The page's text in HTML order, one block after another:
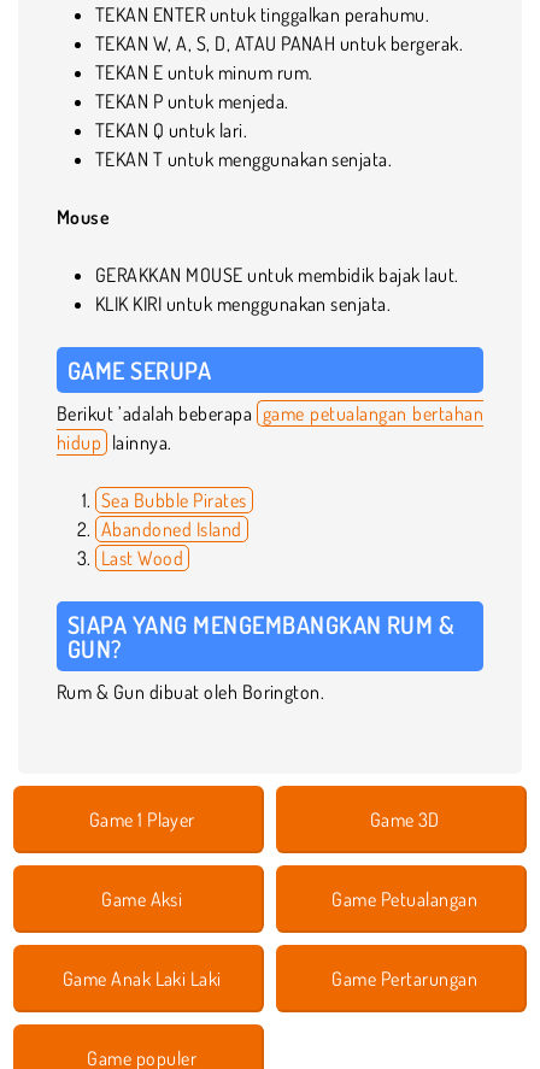
TEKAN ENTER untuk tinggalkan perahumu.
TEKAN W, A, S, D, ATAU PANAH untuk bergerak.
TEKAN E untuk minum rum.
TEKAN P untuk menjeda.
TEKAN Q untuk lari.
TEKAN T untuk menggunakan senjata.
Mouse
GERAKKAN MOUSE untuk membidik bajak laut.
KLIK KIRI untuk menggunakan senjata.
GAME SERUPA
Berikut ’adalah beberapa game petualangan bertahan
hidup lainnya.
Sea Bubble Pirates
Abandoned Island
Last Wood
SIAPA YANG MENGEMBANGKAN RUM &
GUN?
Rum & Gun dibuat oleh Borington.
Game 1 Player Game 3D
Game Aksi Game Petualangan
Game Anak Laki Laki Game Pertarungan
Game populer